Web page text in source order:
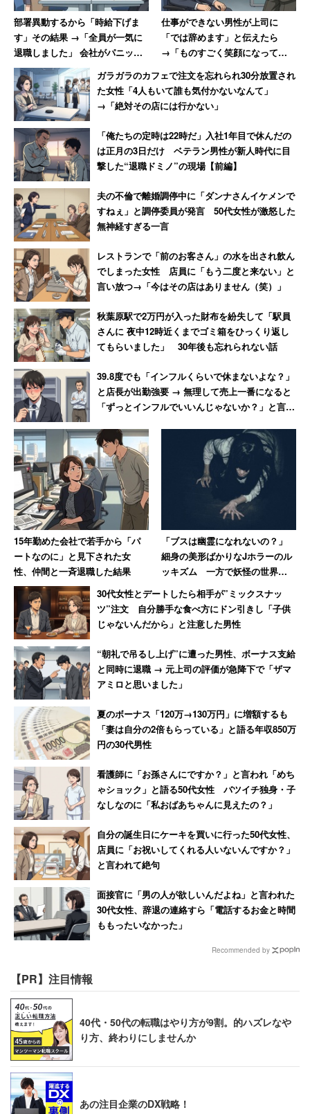
部署異動するから「時給下げま
す」その結果 →「全員が一気に
退職しました」 会社がパニック
に陥った話
仕事ができない男性が上司に
「では辞めます」と伝えたら
→「ものすごく笑顔になって、
その場で退職届を書かされまし
た」
ガラガラのカフェで注文を忘れられ30分放置され
た女性「4人もいて誰も気付かないなんて」
→「絶対その店には行かない」
「俺たちの定時は22時だ」入社1年目で休んだの
は正月の3日だけ ベテラン男性が新人時代に目
撃した“退職ドミノ”の現場【前編】
夫の不倫で離婚調停中に「ダンナさんイケメンで
すねぇ」と調停委員が発言 50代女性が激怒した
無神経すぎる一言
レストランで「前のお客さん」の水を出され飲ん
でしまった女性 店員に「もう二度と来ない」と
言い放つ→「今はその店はありません（笑）」
秋葉原駅で2万円が入った財布を紛失して「駅員
さんに 夜中12時近くまでゴミ箱をひっくり返し
てもらいました」 30年後も忘れられない話
39.8度でも「インフルくらいで休まないよな？」
と店長が出勤強要 → 無理して売上一番になると
「ずっとインフルでいいんじゃないか？」と言わ
15年勤めた会社で若手から「パ
ートなのに」と見下された女
性、仲間と一斉退職した結果
「ブスは幽霊になれないの？」
細身の美形ばかりなJホラーのル
ッキズム 一方で妖怪の世界で
は醜女が活躍しているぞ！
30代女性とデートしたら相手が”ミックスナッ
ツ”注文 自分勝手な食べ方にドン引きし「子供
じゃないんだから」と注意した男性
“朝礼で吊るし上げ”に遭った男性、ボーナス支給
と同時に退職 → 元上司の評価が急降下で「ザマ
アミロと思いました」
夏のボーナス「120万→130万円」に増額するも
「妻は自分の2倍もらっている」と語る年収850万
円の30代男性
看護師に「お孫さんにですか？」と言われ「めち
ゃショック」と語る50代女性 バツイチ独身・子
なしなのに「私おばあちゃんに見えたの？」
自分の誕生日にケーキを買いに行った50代女性、
店員に「お祝いしてくれる人いないんですか？」
と言われて絶句
面接官に「男の人が欲しいんだよね」と言われた
30代女性、辞退の連絡すら「電話するお金と時間
ももったいなかった」
Recommended by
【PR】注目情報
40代・50代の転職はやり方が9割。的ハズレなや
り方、終わりにしませんか
あの注目企業のDX戦略！